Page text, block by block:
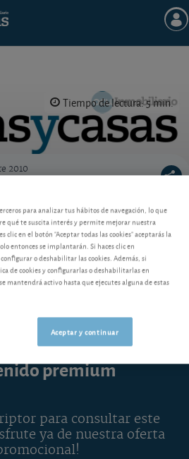
Tiempo de lectura: 5 min.
2010
llueven las estadísticas
para no perderse y
Queda burbuja por desinflar.
premium
para consultar este
ya de nuestra oferta
para analizar tus hábitos de navegación, lo que
qué te suscita interés y permite mejorar nuestra
clic en el botón "Aceptar todas las cookies" aceptarás la
entonces se implantarán. Si haces clic en
o deshabilitar las cookies. Además, si
de cookies y configurarlas o deshabilitarlas en
mantendrá activo hasta que ejecutes alguna de estas
Aceptar y continuar